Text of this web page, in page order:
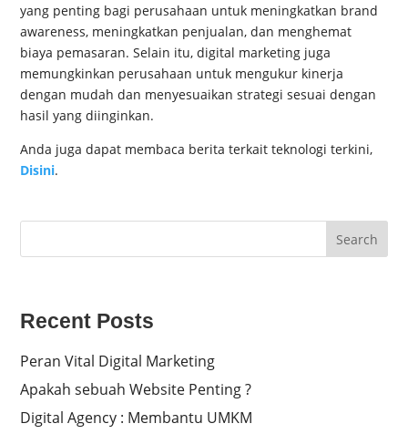
yang penting bagi perusahaan untuk meningkatkan brand
awareness, meningkatkan penjualan, dan menghemat
biaya pemasaran. Selain itu, digital marketing juga
memungkinkan perusahaan untuk mengukur kinerja
dengan mudah dan menyesuaikan strategi sesuai dengan
hasil yang diinginkan.
Anda juga dapat membaca berita terkait teknologi terkini,
Disini.
Search
Recent Posts
Peran Vital Digital Marketing
Apakah sebuah Website Penting ?
Digital Agency : Membantu UMKM